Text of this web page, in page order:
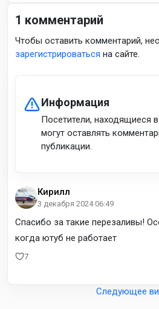
1 комментарий
Чтобы оставить комментарий,
зарегистрироваться на сайте.
Информация
Посетители, находящиеся в
могут оставлять
публикации.
Кирилл
3 декабря 2024 06:49
Спасибо за такие перезаливы!
когда ютуб не работает
7
Следующее